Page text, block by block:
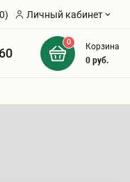
Личный кабинет
0
Корзина
0руб.